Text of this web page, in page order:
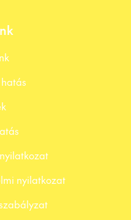
nyilatkozat